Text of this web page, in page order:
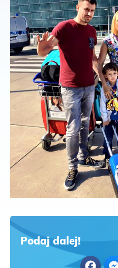
Podaj dalej!